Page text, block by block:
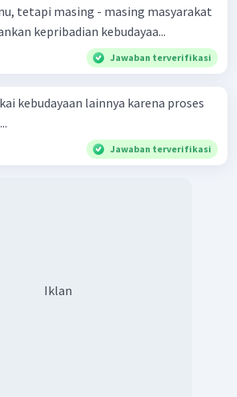
tetapi masing - masing masyarakat
kepribadian kebudayaa...
Jawaban terverifikasi
kebudayaan lainnya karena proses
Jawaban terverifikasi
Iklan